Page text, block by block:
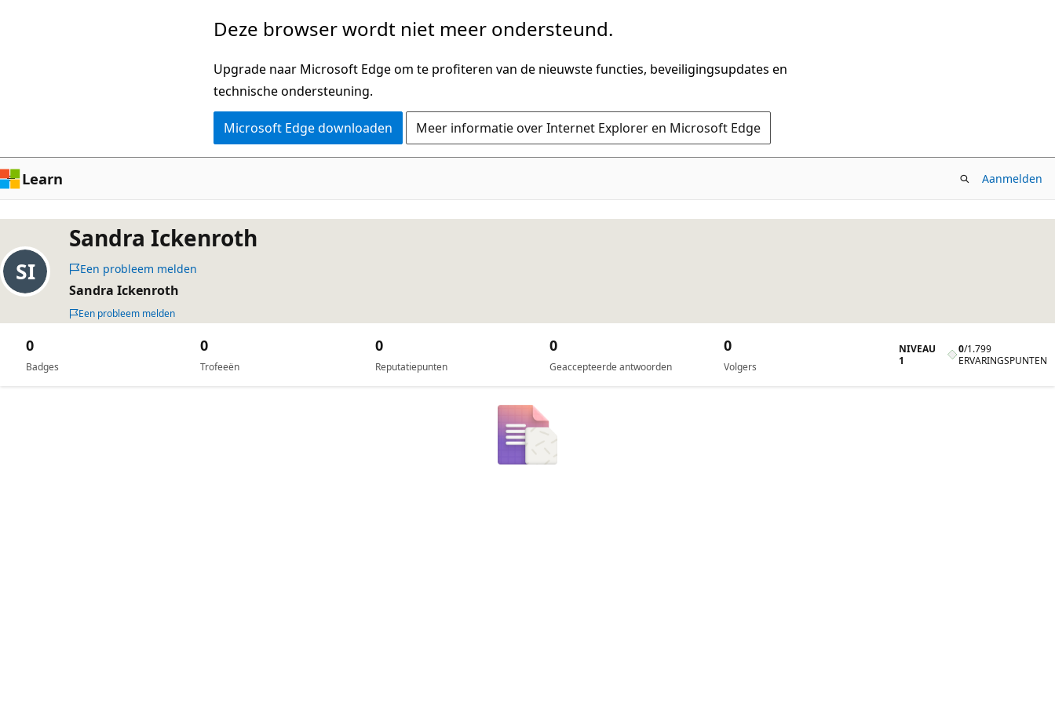
Deze browser wordt niet meer ondersteund.
Upgrade naar Microsoft Edge om te profiteren van de nieuwste functies, beveiligingsupdates en
technische ondersteuning.
Microsoft Edge downloaden Meer informatie over Internet Explorer en Microsoft Edge
Learn Aanmelden
Sandra Ickenroth
Een probleem melden
Sandra Ickenroth
Een probleem melden
Badges
0
Trofeeën
0
Reputatiepunten
0
Geaccepteerde antwoorden
0
Volgers
0
NIVEAU
1
0/1.799
ERVARINGSPUNTEN